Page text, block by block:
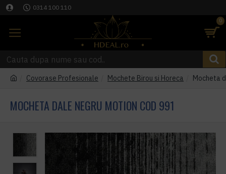
0314 100 110
0
Covorase Profesionale Mochete Birou si Horeca Mocheta
MOCHETA DALE NEGRU MOTION COD 991